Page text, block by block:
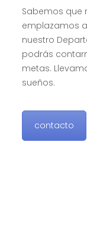
Sabemos que
emplazamos
nuestro
podrás
metas.
sueños.
contacto